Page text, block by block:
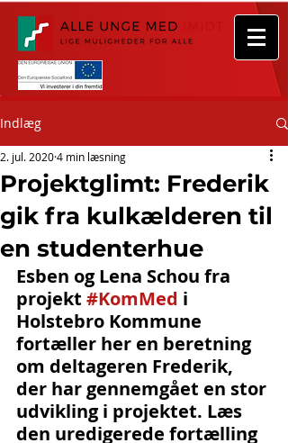
Indlæg
Projektglimt: Frederik
gik fra kulkælderen til
en studenterhue
2. jul. 20204 min læsning
Esben og Lena Schou fra
projekt #KomMed i
Holstebro Kommune
fortæller her en beretning
om deltageren Frederik,
der har gennemgået en stor
udvikling i projektet. Læs
den uredigerede fortælling